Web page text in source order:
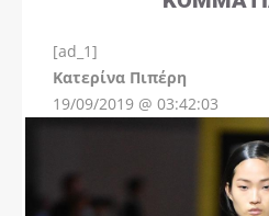
[ad_1]
Kατερίνα Πιπέρη
19/09/2019 @ 03:42:03